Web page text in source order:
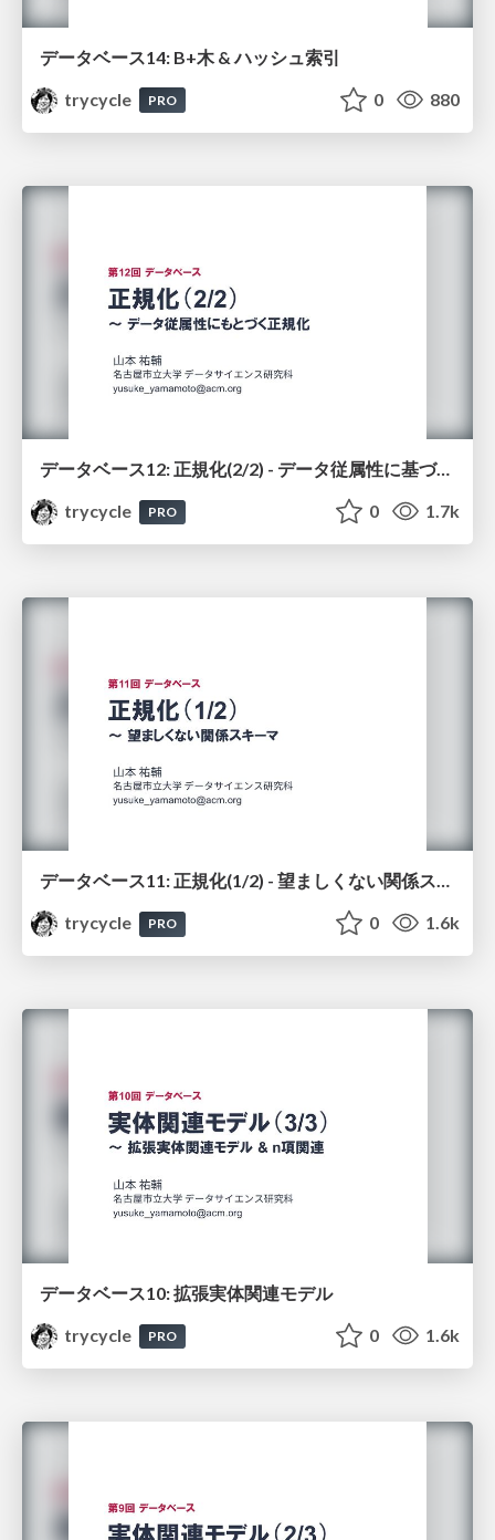
データベース14: B+木 & ハッシュ索引
trycycle
PRO 0 880
データベース12: 正規化(2/2) - データ従属性に基づく正規化
trycycle
PRO 0 1.7k
データベース11: 正規化(1/2) - 望ましくない関係スキーマ
trycycle
PRO 0 1.6k
データベース10: 拡張実体関連モデル
trycycle
PRO 0 1.6k